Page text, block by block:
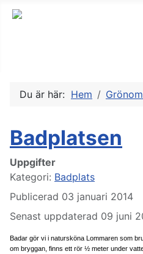
Du är här: Hem
Badplatsen
Uppgifter
Kategori: Badplats
Publicerad 03 januari 2014
Senast uppdaterad 09 juni
Badar gör vi i natursköna Lommaren som
om bryggan, finns ett rör ½ meter under